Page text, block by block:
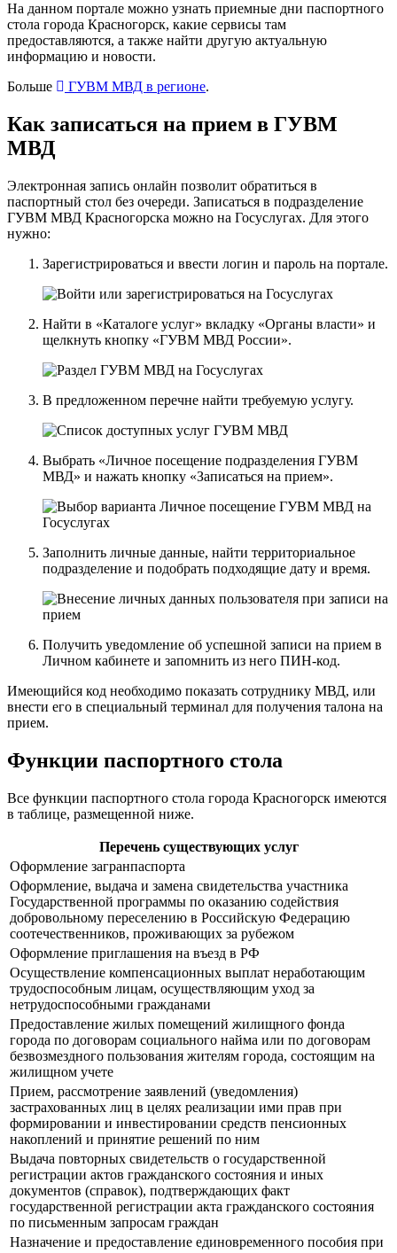
На данном портале можно узнать приемные дни паспортного
стола города Красногорск, какие сервисы там
предоставляются, а также найти другую актуальную
информацию и новости.
Больше
ГУВМ МВД в регионе.
Как записаться на прием в ГУВМ
МВД
Электронная запись онлайн позволит обратиться в
паспортный стол без очереди. Записаться в подразделение
ГУВМ МВД Красногорска можно на Госуслугах. Для этого
нужно:
Зарегистрироваться и ввести логин и пароль на портале.
Найти в «Каталоге услуг» вкладку «Органы власти» и
щелкнуть кнопку «ГУВМ МВД России».
В предложенном перечне найти требуемую услугу.
Выбрать «Личное посещение подразделения ГУВМ
МВД» и нажать кнопку «Записаться на прием».
Заполнить личные данные, найти территориальное
подразделение и подобрать подходящие дату и время.
Получить уведомление об успешной записи на прием в
Личном кабинете и запомнить из него ПИН-код.
Имеющийся код необходимо показать сотруднику МВД, или
внести его в специальный терминал для получения талона на
прием.
Функции паспортного стола
Все функции паспортного стола города Красногорск имеются
в таблице, размещенной ниже.
Перечень существующих услуг
Оформление загранпаспорта
Оформление, выдача и замена свидетельства участника
Государственной программы по оказанию содействия
добровольному переселению в Российскую Федерацию
соотечественников, проживающих за рубежом
Оформление приглашения на въезд в РФ
Осуществление компенсационных выплат неработающим
трудоспособным лицам, осуществляющим уход за
нетрудоспособными гражданами
Предоставление жилых помещений жилищного фонда
города по договорам социального найма или по договорам
безвозмездного пользования жителям города, состоящим на
жилищном учете
Прием, рассмотрение заявлений (уведомления)
застрахованных лиц в целях реализации ими прав при
формировании и инвестировании средств пенсионных
накоплений и принятие решений по ним
Выдача повторных свидетельств о государственной
регистрации актов гражданского состояния и иных
документов (справок), подтверждающих факт
государственной регистрации акта гражданского состояния
по письменным запросам граждан
Назначение и предоставление единовременного пособия при